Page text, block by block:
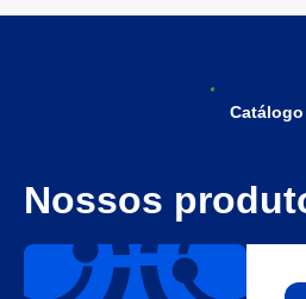
Catálogo
Nossos